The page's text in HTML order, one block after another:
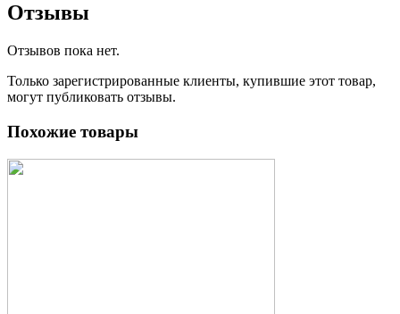
Отзывы
Отзывов пока нет.
Только зарегистрированные клиенты, купившие этот товар,
могут публиковать отзывы.
Похожие товары